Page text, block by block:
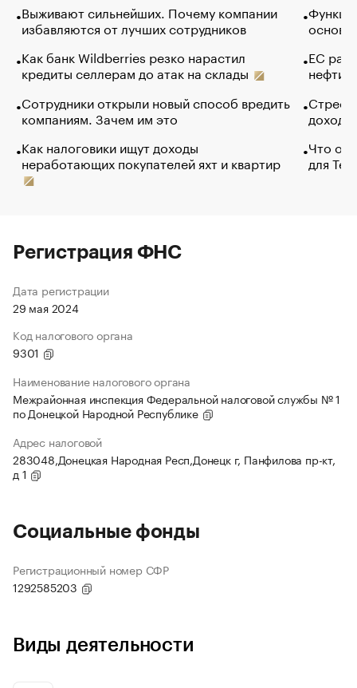
Выживают сильнейших. Почему компании
избавляются от лучших сотрудников
Как банк Wildberries резко нарастил
кредиты селлерам до атак на склады
Сотрудники открыли новый способ вредить
компаниям. Зачем им это
Как налоговики ищут доходы
неработающих покупателей яхт и квартир
основ
ЕС
нефти
Что
для
Регистрация ФНС
Дата регистрации
29 мая 2024
Код налогового органа
9301
Наименование налогового органа
Межрайонная инспекция Федеральной налоговой службы № 1
по Донецкой Народной Республике
Адрес налоговой
283048,Донецкая Народная Респ,Донецк г, Панфилова пр-кт,
д 1
Социальные фонды
Регистрационный номер СФР
1292585203
Виды деятельности